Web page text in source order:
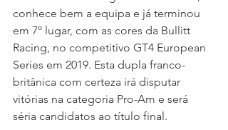
conhece bem a equipa e já terminou
em 7º lugar, com as cores da Bullitt
Racing, no competitivo GT4 European
Series em 2019. Esta dupla franco-
britânica com certeza irá disputar
vitórias na categoria Pro-Am e será
séria candidatos ao título final.